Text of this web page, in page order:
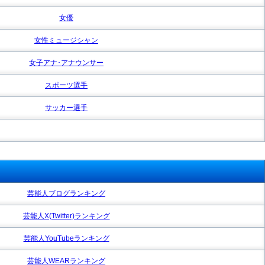
女優
女性ミュージシャン
女子アナ･アナウンサー
スポーツ選手
サッカー選手
芸能人ブログランキング
芸能人X(Twitter)ランキング
芸能人YouTubeランキング
芸能人WEARランキング